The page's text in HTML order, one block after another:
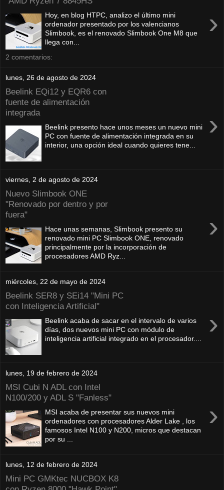
›
Hoy, en blog HTPC, analizo el último mini
ordenador presentado por los valencianos
Slimbook, es el renovado Slimbook One M8 que
llega con...
2 comentarios:
lunes, 26 de agosto de 2024
Beelink EQi12 y EQR6 con
fuente de alimentación
integrada
›
Beelink presento hace unos meses un nuevo mini
PC con fuente de alimentación integrada en su
interior, una opción ideal cuando quieres tene...
viernes, 2 de agosto de 2024
Nuevo Slimbook ONE
"Renovado por dentro y por
fuera"
›
Hace unas semanas, Slimbook presento su
renovado mini PC Slimbook ONE, renovado
principalmente por la incorporación de
procesadores AMD Ryz...
miércoles, 22 de mayo de 2024
Beelink SER8 y SEi14 "Mini PC
con Inteligencia Artificial"
›
Beelink acaba de sacar en el intervalo de varios
días, dos nuevos mini PC con módulo de
inteligencia artificial integrado en el procesador....
lunes, 19 de febrero de 2024
MSI Cubi N ADL con Intel
N100/200 y ADL S "Fanless"
›
MSI acaba de presentar sus nuevos mini
ordenadores con procesadores Alder Lake , los
famosos Intel N100 y N200, micros que destacan
por su ...
lunes, 12 de febrero de 2024
Mini PC GMKtec NUCBOX K8